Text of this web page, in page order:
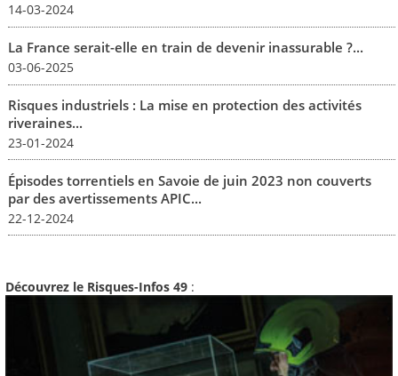
14-03-2024
La France serait-elle en train de devenir inassurable ?...
03-06-2025
Risques industriels : La mise en protection des activités
riveraines...
23-01-2024
Épisodes torrentiels en Savoie de juin 2023 non couverts
par des avertissements APIC...
22-12-2024
Découvrez le Risques-Infos 49 :